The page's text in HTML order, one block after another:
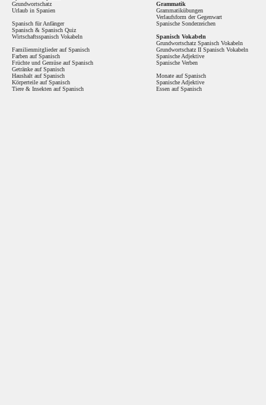
Grundwortschatz
Urlaub in Spanien
Spanisch für Anfänger
Spanisch & Spanisch Quiz
Wirtschaftsspanisch Vokabeln
Familienmitglieder auf Spanisch
Farben auf Spanisch
Früchte und Gemüse auf Spanisch
Getränke auf Spanisch
Haushalt auf Spanisch
Körperteile auf Spanisch
Tiere & Insekten auf Spanisch
Grammatik
Grammatikübungen
Verlaufsform der Gegenwart
Spanische Sonderzeichen
Spanisch Vokabeln
Grundwortschatz Spanisch Vokabeln
Grundwortschatz II Spanisch Vokabeln
Spanische Adjektive
Spanische Verben
Monate auf Spanisch
Spanische Adjektive
Essen auf Spanisch